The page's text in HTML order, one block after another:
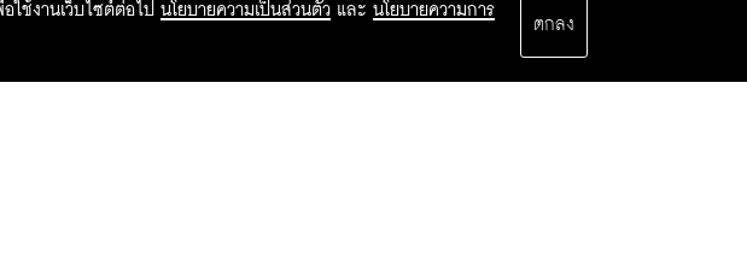
ช้งานเว็บไซต์ต่อไป นโยบายความเป็นส่วนตัว และ นโยบายความการ
ตกลง